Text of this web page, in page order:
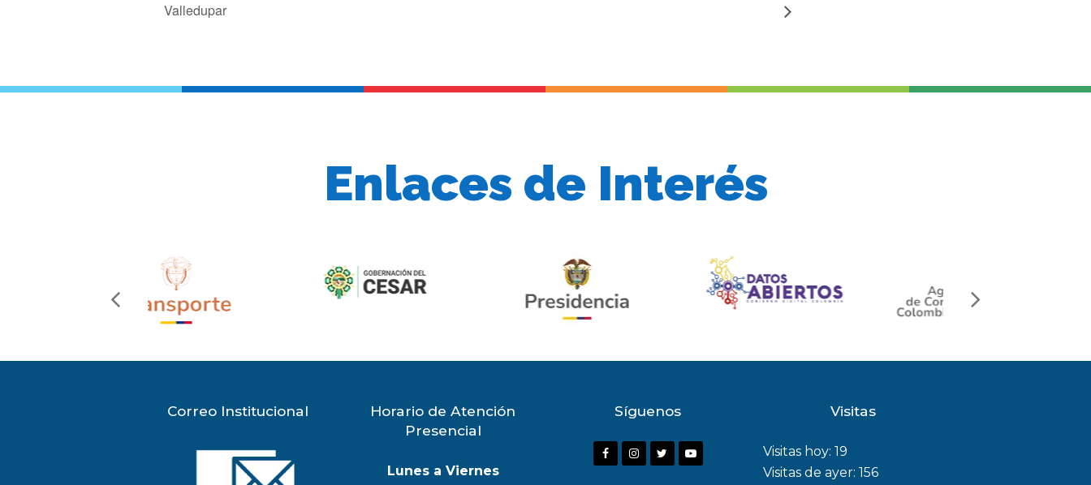
Valledupar
Enlaces de Interés
previous
Correo Institucional
Horario de Atención
Presencial
Lunes a Viernes
Síguenos
F
I
Y
Visitas
Visitas hoy: 19
Visitas de ayer: 156